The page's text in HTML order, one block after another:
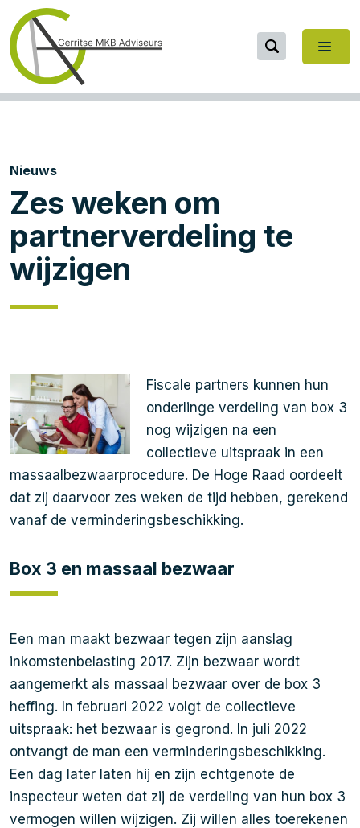
Nieuws
Zes weken om
partnerverdeling te
wijzigen
Fiscale partners kunnen hun
onderlinge verdeling van box 3
nog wijzigen na een
collectieve uitspraak in een
massaalbezwaarprocedure. De Hoge Raad oordeelt
dat zij daarvoor zes weken de tijd hebben, gerekend
vanaf de verminderingsbeschikking.
Box 3 en massaal bezwaar
Een man maakt bezwaar tegen zijn aanslag
inkomstenbelasting 2017. Zijn bezwaar wordt
aangemerkt als massaal bezwaar over de box 3
heffing. In februari 2022 volgt de collectieve
uitspraak: het bezwaar is gegrond. In juli 2022
ontvangt de man een verminderingsbeschikking.
Een dag later laten hij en zijn echtgenote de
inspecteur weten dat zij de verdeling van hun box 3
vermogen willen wijzigen. Zij willen alles toerekenen